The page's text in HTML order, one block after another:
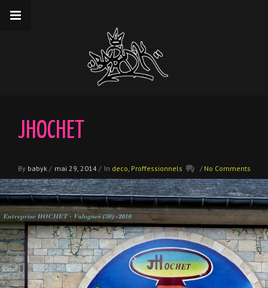
__gaTracker('send','pageview');
JHOCHET
By babyk / mai 29, 2014 / In deco Proffessionnels / No Comments